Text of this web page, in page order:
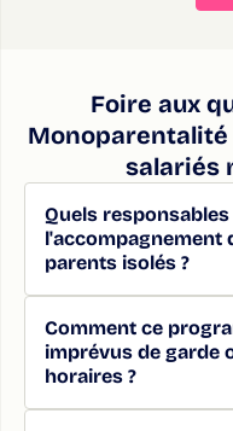
Foire aux
Monoparentalité
salariés
Quels
l'accompagnement
parents isolés ?
Comment ce
imprévus de garde
horaires ?